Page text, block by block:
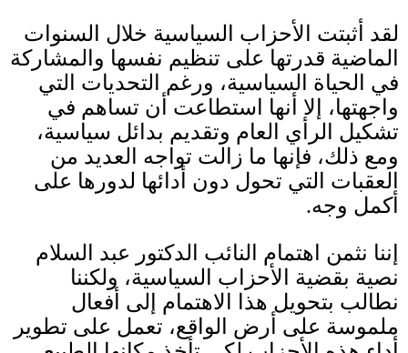
لقد أثبتت الأحزاب السياسية خلال السنوات
الماضية قدرتها على تنظيم نفسها والمشاركة
في الحياة السياسية، ورغم التحديات التي
واجهتها، إلا أنها استطاعت أن تساهم في
تشكيل الرأي العام وتقديم بدائل سياسية،
ومع ذلك، فإنها ما زالت تواجه العديد من
العقبات التي تحول دون أدائها لدورها على
أكمل وجه.
إننا نثمن اهتمام النائب الدكتور عبد السلام
نصية بقضية الأحزاب السياسية، ولكننا
نطالب بتحويل هذا الاهتمام إلى أفعال
ملموسة على أرض الواقع، تعمل على تطوير